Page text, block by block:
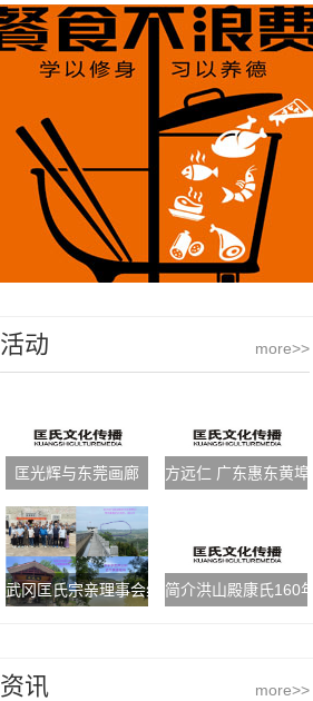
more>>
活动
匡光辉与东莞画廊 方远仁 广东惠东黄埠
武冈匡氏宗亲理事会组织邵东匡氏宗亲探亲
简介洪山殿康氏160
more>>
资讯